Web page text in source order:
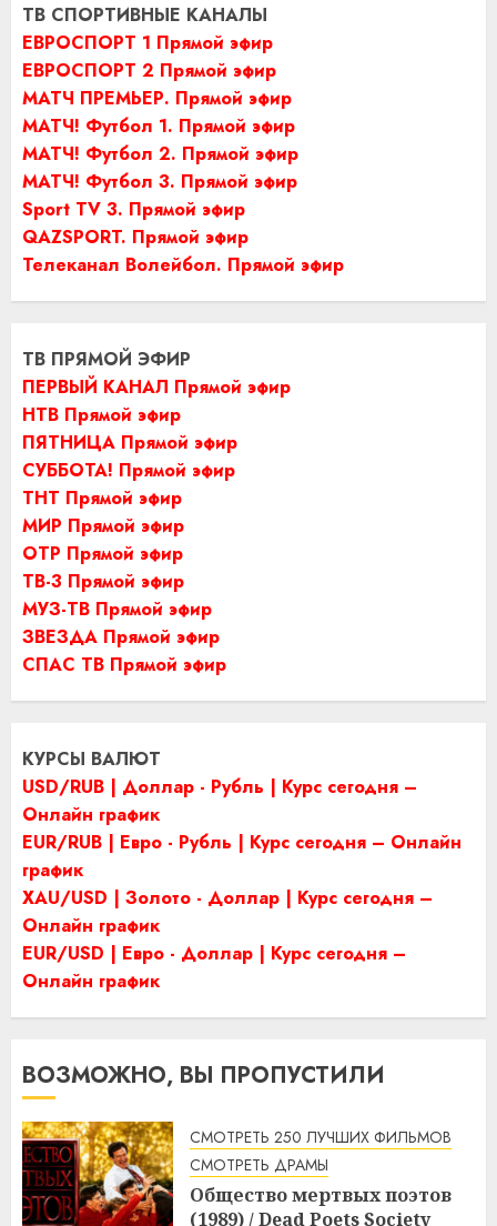
ТВ СПОРТИВНЫЕ КАНАЛЫ
ЕВРОСПОРТ 1 Прямой эфир
ЕВРОСПОРТ 2 Прямой эфир
МАТЧ ПРЕМЬЕР. Прямой эфир
МАТЧ! Футбол 1. Прямой эфир
МАТЧ! Футбол 2. Прямой эфир
МАТЧ! Футбол 3. Прямой эфир
Sport TV 3. Прямой эфир
QAZSPORT. Прямой эфир
Телеканал Волейбол. Прямой эфир
ТВ ПРЯМОЙ ЭФИР
ПЕРВЫЙ КАНАЛ Прямой эфир
НТВ Прямой эфир
ПЯТНИЦА Прямой эфир
СУББОТА! Прямой эфир
ТНТ Прямой эфир
МИР Прямой эфир
ОТР Прямой эфир
ТВ-3 Прямой эфир
МУЗ-ТВ Прямой эфир
ЗВЕЗДА Прямой эфир
СПАС ТВ Прямой эфир
КУРСЫ ВАЛЮТ
USD/RUB | Доллар - Рубль | Курс сегодня –
Онлайн график
EUR/RUB | Евро - Рубль | Курс сегодня – Онлайн
график
XAU/USD | Золото - Доллар | Курс сегодня –
Онлайн график
EUR/USD | Евро - Доллар | Курс сегодня –
Онлайн график
ВОЗМОЖНО, ВЫ ПРОПУСТИЛИ
СМОТРЕТЬ 250 ЛУЧШИХ ФИЛЬМОВ
СМОТРЕТЬ ДРАМЫ
Общество мертвых поэтов
(1989) / Dead Poets Society